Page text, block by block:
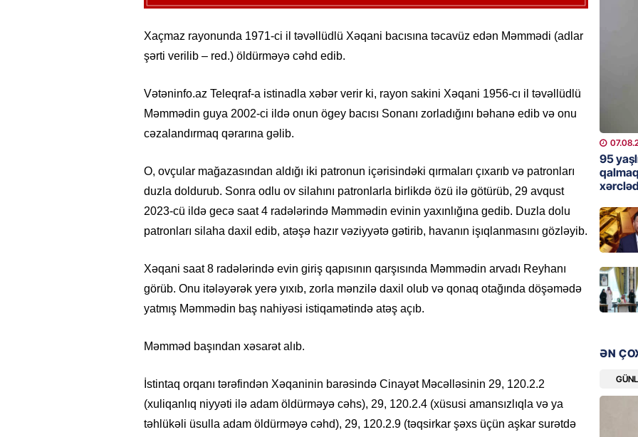
Xaçmaz rayonunda 1971-ci il təvəllüdlü Xəqani bacısına təcavüz edən Məmmədi (adlar
şərti verilib – red.) öldürməyə cəhd edib.
Vətəninfo.az Teleqraf-a istinadla xəbər verir ki, rayon sakini Xəqani 1956-cı il təvəllüdlü
Məmmədin guya 2002-ci ildə onun ögey bacısı Sonanı zorladığını bəhanə edib və onu
cəzalandırmaq qərarına gəlib.
O, ovçular mağazasından aldığı iki patronun içərisindəki qırmaları çıxarıb və patronları
duzla doldurub. Sonra odlu ov silahını patronlarla birlikdə özü ilə götürüb, 29 avqust
2023-cü ildə gecə saat 4 radələrində Məmmədin evinin yaxınlığına gedib. Duzla dolu
patronları silaha daxil edib, atəşə hazır vəziyyətə gətirib, havanın işıqlanmasını gözləyib.
Xəqani saat 8 radələrində evin giriş qapısının qarşısında Məmmədin arvadı Reyhanı
görüb. Onu itələyərək yerə yıxıb, zorla mənzilə daxil olub və qonaq otağında döşəmədə
yatmış Məmmədin baş nahiyəsi istiqamətində atəş açıb.
Məmməd başından xəsarət alıb.
İstintaq orqanı tərəfindən Xəqaninin barəsində Cinayət Məcəlləsinin 29, 120.2.2
(xuliqanlıq niyyəti ilə adam öldürməyə cəhs), 29, 120.2.4 (xüsusi amansızlıqla və ya
təhlükəli üsulla adam öldürməyə cəhd), 29, 120.2.9 (təqsirkar şəxs üçün aşkar surətdə
Çin
MANŞET
“Birgə
95
ƏN